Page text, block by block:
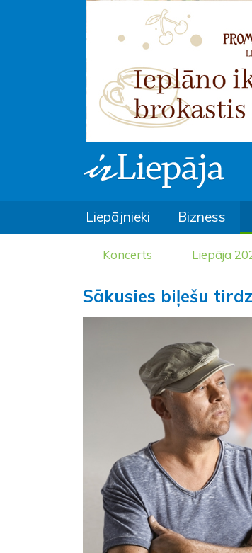
Liepājnieki Bizness
Koncerts Liepāja
Sākusies biļešu